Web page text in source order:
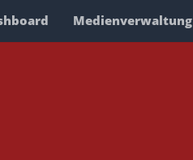
Medienverwaltung